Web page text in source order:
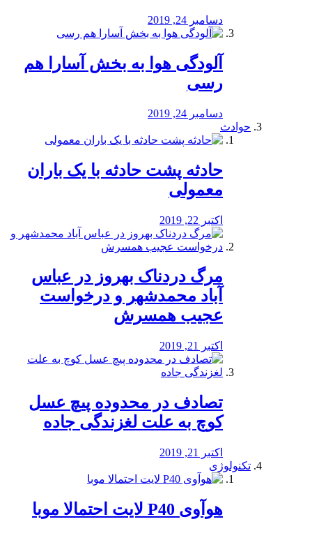
دسامبر 24, 2019
آلودگی هوا به بخش آسارا هم
رسی
دسامبر 24, 2019
حوادث
️حادثه پشت حادثه با یک باران
معمولی
اکتبر 22, 2019
مرگ دردناک بهروز در عباس
آباد محمدشهر و درخواست
عجیب همسرش
اکتبر 21, 2019
تصادف در محدوده پیچ عسل
کوچ به علت لغزندگی جاده
اکتبر 21, 2019
تکنولوژی
هوآوی P40 لایت احتمالا موبا